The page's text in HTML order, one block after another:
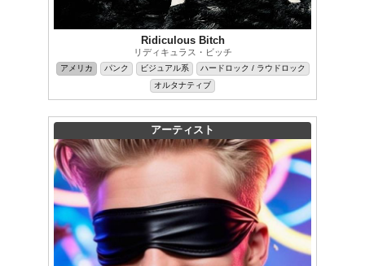
Ridiculous Bitch
リディキュラス・ビッチ
アメリカ パンク ビジュアル系
ハードロック / ラウドロック
オルタナティブ
アーティスト